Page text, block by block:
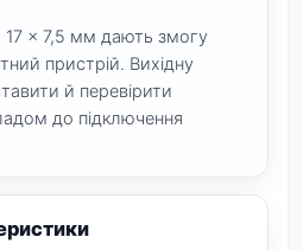
17 × 7,5 мм дають змогу
пристрій. Вихідну
й перевірити
до підключення